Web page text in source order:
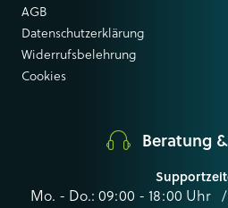
AGB
Datenschutzerklärung
Widerrufsbelehrung
Cookies
Beratung
Mo. - Do.: 09:00 - 18:00 Uhr